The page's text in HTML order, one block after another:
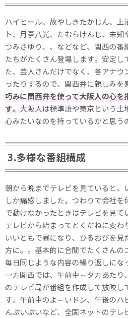
ハイヒール、故やしきたかじん、上
ト、月亭八光、たむらけんじ、未
つみさゆり、、などなど、関西の番
たちがたくさん登場します。安定し
た、芸人さんだけでなく、各アナウ
ったりするので、関西弁に親しみ
巧みに関西弁を使って大阪人の心を
す。大阪人は標準語や東京という
心みたいなのを持っているかと思う
3.多様な番組構成
朝から晩までテレビを見ていると
しか痛感しました。つわりで会社を
で動けなかったときはテレビを見て
テレビから始まってとくだねに変わ
いいともで昼になり、ひるおびを見
方に。。基本的に合間でたくさんの
毎日同じような内容の繰り返しにな
一方関西では、午前中～夕方あたり
のテレビ局が番組を作成して放映し
す。午前中のよ～いドン、午後のハ
んぷいぷいなど、全国ネットのテレ